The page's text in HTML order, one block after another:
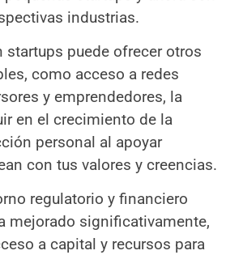
industrias.
startups puede ofrecer otros
como acceso a redes
y emprendedores, la
en el crecimiento de la
personal al apoyar
con tus valores y creencias.
regulatorio y financiero
mejorado significativamente,
a capital y recursos para